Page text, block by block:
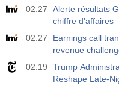
02.27
Alerte résultats
chiffre d’affaires
02.27
Earnings call
revenue
02.19
Trump
Reshape Late-